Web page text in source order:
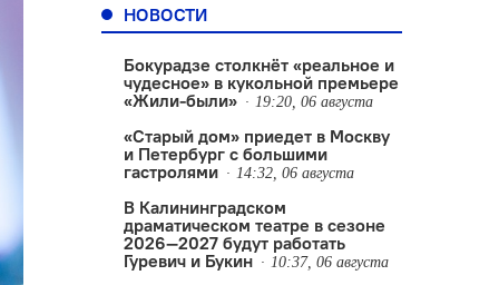
НОВОСТИ
Бокурадзе столкнëт «реальное и
чудесное» в кукольной премьере
«Жили-были»
19:20, 06 августа
«Старый дом» приедет в Москву
и Петербург с большими
гастролями
14:32, 06 августа
В Калининградском
драматическом театре в сезоне
2026—2027 будут работать
Гуревич и Букин
10:37, 06 августа